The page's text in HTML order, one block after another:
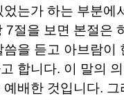
었는가 하는 부분
7절을 보면 본절은
씀을 듣고 아브람이
합니다. 이 말의
예배한 것입니다. 그